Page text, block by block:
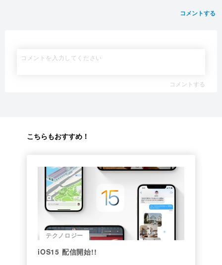
コメントする
コメントする
こちらもおすすめ！
テクノロジー
iOS15 配信開始!!